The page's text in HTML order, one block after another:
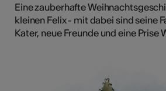
Eine zauberhafte
kleinen Felix - mit dabei sind seine
Kater, neue Freunde und eine Prise